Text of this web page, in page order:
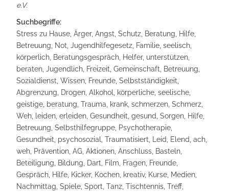
e.V.
Suchbegriffe:
Stress zu Hause, Ärger, Angst, Schutz, Beratung, Hilfe,
Betreuung, Not, Jugendhilfegesetz, Familie, seelisch,
körperlich, Beratungsgespräch, Helfer, unterstützen,
beraten, Jugendlich, Freizeit, Gemeinschaft, Betreuung,
Sozialdienst, Wissen, Freunde, Selbstständigkeit,
Abgrenzung, Drogen, Alkohol, körperliche, seelische,
geistige, beratung, Trauma, krank, schmerzen, Schmerz,
Weh, leiden, erleiden, Gesundheit, gesund, Sorgen, Hilfe,
Betreuung, Selbsthilfegruppe, Psychotherapie,
Gesundheit, psychosozial, Traumatisiert, Leid, Elend, ach,
weh, Prävention, AG, Aktionen, Anschluss, Basteln,
Beteiligung, Bildung, Dart, Film, Fragen, Freunde,
Gespräch, Hilfe, Kicker, Kochen, kreativ, Kurse, Medien,
Nachmittag, Spiele, Sport, Tanz, Tischtennis, Treff,